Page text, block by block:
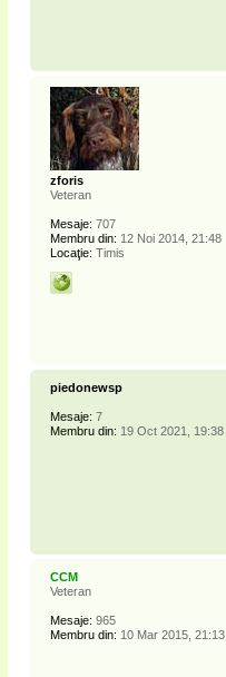
zforis
Veteran
Mesaje: 707
Membru din: 12 Noi 2014, 21:48
Locaţie: Timis
piedonewsp
Mesaje: 7
Membru din: 19 Oct 2021, 19:38
CCM
Veteran
Mesaje: 965
Membru din: 10 Mar 2015, 21:13